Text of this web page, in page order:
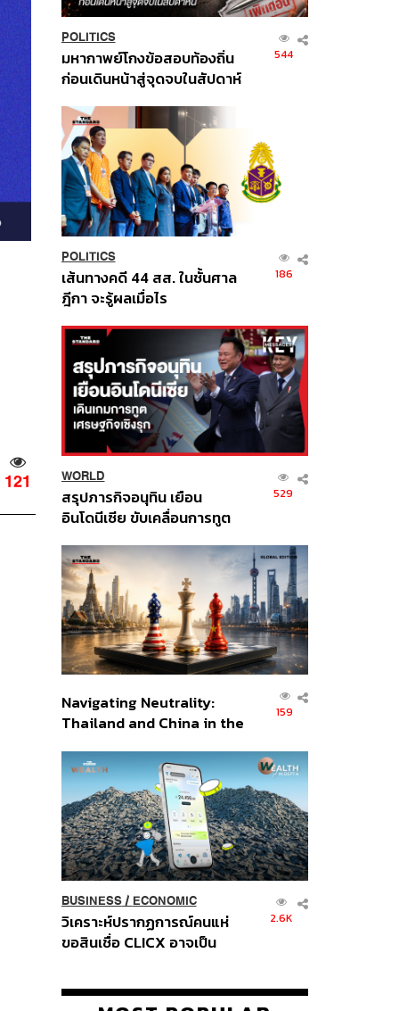
121
POLITICS
มหากาพย์โกงข้อสอบท้องถิ่น
ก่อนเดินหน้าสู่จุดจบในสัปดาห์
544
POLITICS
เส้นทางคดี 44 สส. ในชั้นศาล
ฎีกา จะรู้ผลเมื่อไร
186
WORLD
สรุปภารกิจอนุทิน เยือน
อินโดนีเซีย ขับเคลื่อนการทูต
ส่วนยุทธศาสตร์ไทย –
อินโดนีเซีย
529
Navigating Neutrality:
Thailand and China in the
Order
159
BUSINESS/ ECONOMIC
วิเคราะห์ปรากฏการณ์คนแห่
ขอสินเชื่อ CLICX อาจเป็น
ปัญหาหนี้ครัวเรือนไทยที่ถูกซุก
2.6K